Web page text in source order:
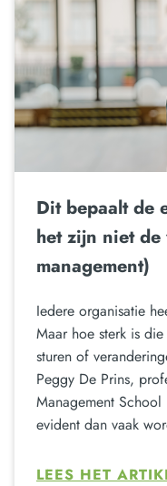
Dit bepaalt de
het zijn niet
management)
Iedere organisatie
Maar hoe sterk is
sturen of
Peggy De Prins,
Management
evident dan vaak
LEES HET